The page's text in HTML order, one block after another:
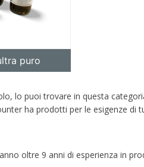
puro
lo puoi trovare in questa
ha prodotti per le esigenze di
oltre 9 anni di esperienza in
and